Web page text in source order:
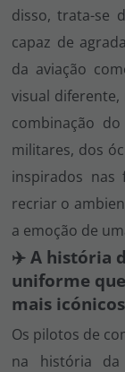
disso, trata-se
capaz de
da aviação
visual diferente,
combinação
militares, dos
inspirados nas
recriar o
a emoção de
✈️ A história
uniforme
mais icónicos
Os pilotos de
na história da